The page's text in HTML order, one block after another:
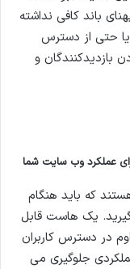
باند کافی نداشته
حتی از دسترس
بازدیدکنندگان و
عملکرد وب سایت شما
که باید هنگام
یک هاست قابل
در دسترس کاربران
جلوگیری می